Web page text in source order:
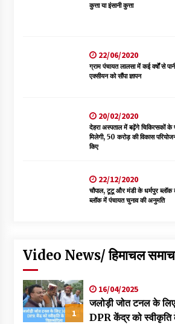
कुत्ता या इंसानी कुत्ता
22/06/2020
ग्राम पंचायत लालसा में कई वर्षों से
एक्सीयन को सौंपा ज्ञापन
20/02/2020
देहरा अस्पताल में बढ़ेंगे चिकित्सकों के
मिलेगी, 50 करोड़ की विकास
किए
22/12/2020
चौपाल, टूटू और मंडी के धर्मपुर
ब्लॉक में पंचायत चुनाव की अनुमति
Video News/ हिमाचल
1
16/04/2025
जलोड़ी जोत टनल के
DPR केंद्र को स्वीकृति